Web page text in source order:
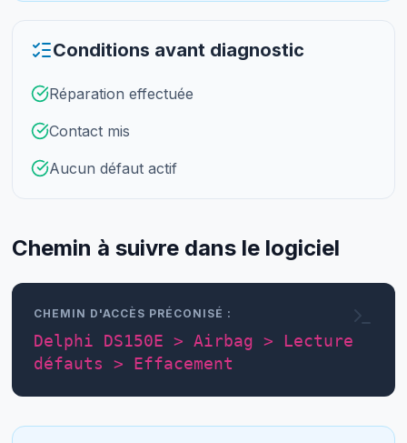
Conditions avant diagnostic
Réparation effectuée
Contact mis
Aucun défaut actif
Chemin à suivre dans le logiciel
CHEMIN D'ACCÈS PRÉCONISÉ :
Delphi DS150E > Airbag > Lecture
défauts > Effacement